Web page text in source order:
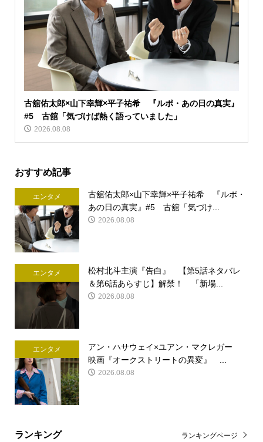
古舘佑太郎×山下幸輝×平子祐希 『ルポ・あの日の真実』
#5 古舘「気づけば熱く語っていました」
2026.08.08
おすすめ記事
エンタメ
古舘佑太郎×山下幸輝×平子祐希 『ルポ・
あの日の真実』#5 古舘「気づけ...
2026.08.08
エンタメ
松村北斗主演『告白』 【第5話ネタバレ
＆第6話あらすじ】解禁！ 「新場...
2026.08.08
エンタメ
アン・ハサウェイ×ユアン・マクレガー
映画『オークストリートの異変』 ...
2026.08.08
ランキング ランキングページ